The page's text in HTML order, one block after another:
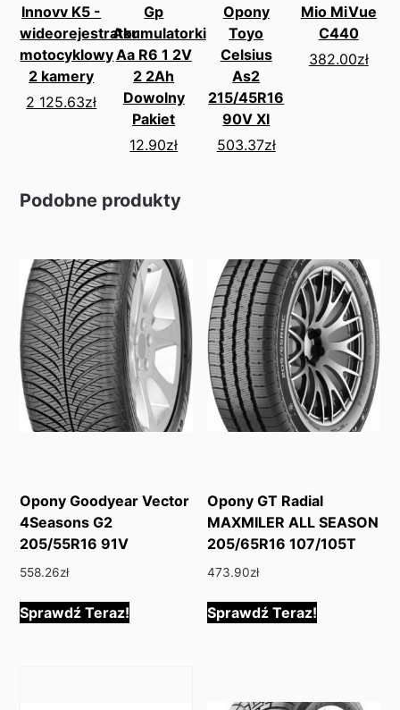
Innovv K5 -
wideorejestrator
motocyklowy
2 kamery
2 125.63zł
Gp
Akumulatorki
Aa R6 1 2V
2 2Ah
Dowolny
Pakiet
12.90zł
Opony
Toyo
Celsius
As2
215/45R16
90V Xl
503.37zł
Mio MiVue
C440
382.00zł
Podobne produkty
Opony Goodyear Vector
4Seasons G2
205/55R16 91V
558.26zł
Sprawdź Teraz!
Opony GT Radial
MAXMILER ALL SEASON
205/65R16 107/105T
473.90zł
Sprawdź Teraz!